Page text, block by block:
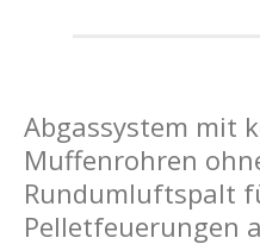
Abgassystem mit
Muffenrohren
Rundumluftspalt
Pelletfeuerungen